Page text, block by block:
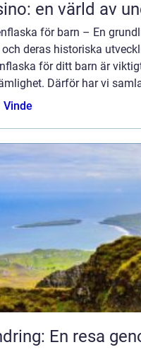
en värld av
för barn – En
och deras historiska
för ditt barn är
Därför har vi
Vinde
En resa